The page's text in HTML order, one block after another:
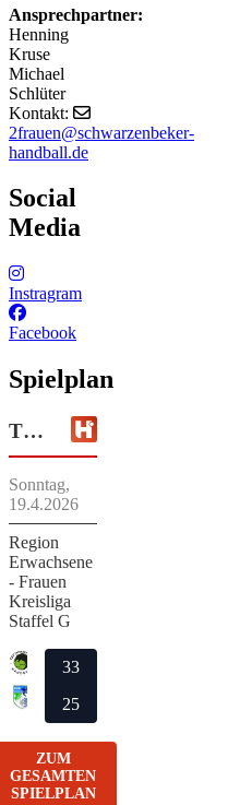
Ansprechpartner:
Henning
Kruse
Michael
Schlüter
Kontakt:
2frauen@schwarzenbeker-
handball.de
Social
Media
Instragram
Facebook
Spielplan
TSV Schwarzenbek 2
Sonntag,
19.4.2026
Region
Erwachsene
- Frauen
Kreisliga
Staffel G
TSV Schwarzenbek 2
33
25
ZUM
GESAMTEN
SPIELPLAN